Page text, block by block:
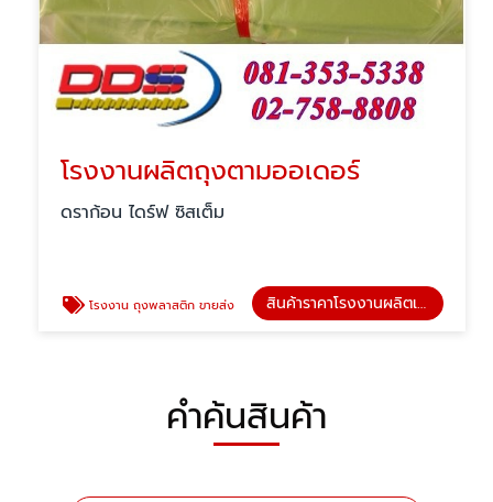
โรงงานผลิตถุงตามออเดอร์
ดราก้อน ไดร์ฟ ซิสเต็ม
โรงงาน ถุงพลาสติก ขายส่ง สินค้าราคาโรงงานผลิตเอง
คำค้นสินค้า